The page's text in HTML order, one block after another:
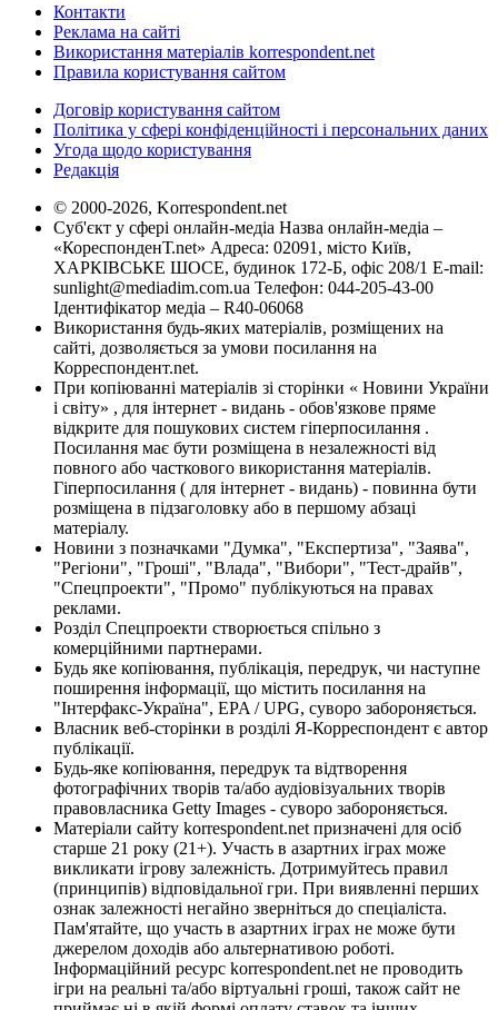
Контакти
Реклама на сайті
Використання матеріалів korrespondent.net
Правила користування сайтом
Договір користування сайтом
Політика у сфері конфіденційності і персональних даних
Угода щодо користування
Редакція
© 2000-2026, Korrespondent.net
Суб'єкт у сфері онлайн-медіа Назва онлайн-медіа –
«КореспонденТ.net» Адреса: 02091, місто Київ,
ХАРКІВСЬКЕ ШОСЕ, будинок 172-Б, офіс 208/1 E-mail:
sunlight@mediadim.com.ua Телефон: 044-205-43-00
Ідентифікатор медіа – R40-06068
Використання будь-яких матеріалів, розміщених на
сайті, дозволяється за умови посилання на
Корреспондент.net.
При копіюванні матеріалів зі сторінки « Новини України
і світу» , для інтернет - видань - обов'язкове пряме
відкрите для пошукових систем гіперпосилання .
Посилання має бути розміщена в незалежності від
повного або часткового використання матеріалів.
Гіперпосилання ( для інтернет - видань) - повинна бути
розміщена в підзаголовку або в першому абзаці
матеріалу.
Новини з позначками "Думка", "Експертиза", "Заява",
"Регіони", "Гроші", "Влада", "Вибори", "Тест-драйв",
"Спецпроекти", "Промо" публікуються на правах
реклами.
Розділ Спецпроекти створюється спільно з
комерційними партнерами.
Будь яке копіювання, публікація, передрук, чи наступне
поширення інформації, що містить посилання на
"Інтерфакс-Україна", EPA / UPG, суворо забороняється.
Власник веб-сторінки в розділі Я-Корреспондент є автор
публікації.
Будь-яке копіювання, передрук та відтворення
фотографічних творів та/або аудіовізуальних творів
правовласника Getty Images - суворо забороняється.
Матеріали сайту korrespondent.net призначені для осіб
старше 21 року (21+). Участь в азартних іграх може
викликати ігрову залежність. Дотримуйтесь правил
(принципів) відповідальної гри. При виявленні перших
ознак залежності негайно зверніться до спеціаліста.
Пам'ятайте, що участь в азартних іграх не може бути
джерелом доходів або альтернативою роботі.
Інформаційний ресурс korrespondent.net не проводить
ігри на реальні та/або віртуальні гроші, також сайт не